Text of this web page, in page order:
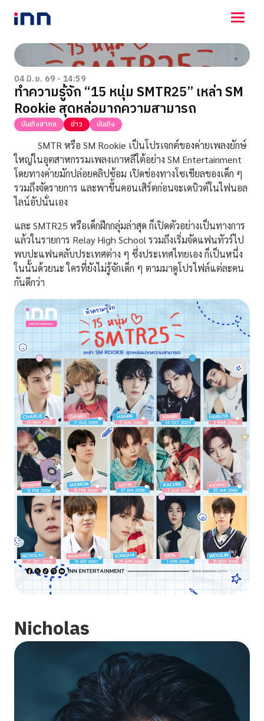
NEWS
ENTERTAINMENT
LIFESTYLE
HOROSCOPE
LOTTERY
VIDEO
ร่วมด้วยช่วยกัน
04 มิ.ย. 69 - 14:59
ทำความรู้จัก “15 หนุ่ม SMTR25” เหล่า SM
Rookie สุดหล่อมากความสามารถ
บันเทิงสากล ข่าว บันเทิง
SMTR หรือ SM Rookie เป็นโปรเจกต์ของค่ายเพลงยักษ์
ใหญ่ในอุตสาหกรรมเพลงเกาหลีใต้อย่าง SM Entertainment
โดยทางค่ายมักปล่อยคลิปซ้อม เปิดช่องทางโซเชียลของเด็ก ๆ
รวมถึงจัดรายการ และพาขึ้นคอนเสิร์ตก่อนจะเดบิวต์ในไฟนอล
ไลน์อัปนั่นเอง
และ SMTR25 หรือเด็กฝึกกลุ่มล่าสุด ก็เปิดตัวอย่างเป็นทางการ
แล้วในรายการ Relay High School รวมถึงเริ่มจัดแฟนทัวร์ไป
พบปะแฟนคลับประเทศต่าง ๆ ซึ่งประเทศไทยเอง ก็เป็นหนึ่ง
ในนั้นด้วยนะ ใครที่ยังไม่รู้จักเด็ก ๆ ตามมาดูโปรไฟล์แต่ละคน
กันดีกว่า
Nicholas